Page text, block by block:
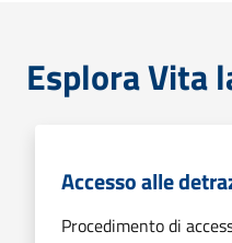
Esplora Vita
Accesso alle
Procedimento di